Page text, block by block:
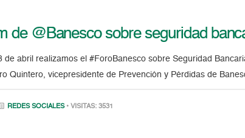
de @Banesco sobre seguridad
abril realizamos el #ForoBanesco sobre Seguridad
Quintero, vicepresidente de Prevención y Pérdidas de
REDES SOCIALES • VISITAS: 3531